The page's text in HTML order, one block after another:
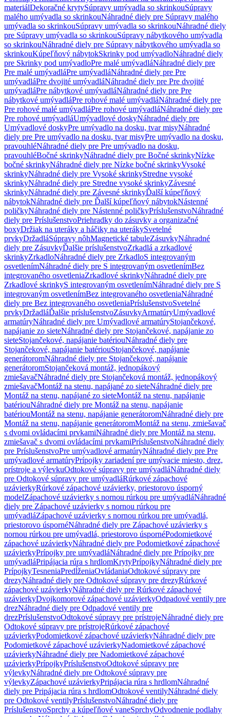
materiálDekoračné krytySúpravy umývadla so skrinkouSúpravy
malého umývadla so skrinkouNáhradné diely pre Súpravy malého
umývadla so skrinkouSúpravy umývadla so skrinkouNáhradné diely
pre Súpravy umývadla so skrinkouSúpravy nábytkového umývadla
so skrinkouNáhradné diely pre Súpravy nábytkového umývadla so
skrinkouKúpeľňový nábytokSkrinky pod umývadloNáhradné diely
pre Skrinky pod umývadloPre malé umývadláNáhradné diely pre
Pre malé umývadláPre umývadláNáhradné diely pre Pre
umývadláPre dvojité umývadláNáhradné diely pre Pre dvojité
umývadláPre nábytkové umývadláNáhradné diely pre Pre
nábytkové umývadláPre rohové malé umývadláNáhradné diely pre
Pre rohové malé umývadláPre rohové umývadláNáhradné diely pre
Pre rohové umývadláUmývadlové doskyNáhradné diely pre
Umývadlové doskyPre umývadlo na dosku, tvar misyNáhradné
diely pre Pre umývadlo na dosku, tvar misyPre umývadlo na dosku,
pravouhléNáhradné diely pre Pre umývadlo na dosku,
pravouhléBočné skrinkyNáhradné diely pre Bočné skrinkyNízke
bočné skrinkyNáhradné diely pre Nízke bočné skrinkyVysoké
skrinkyNáhradné diely pre Vysoké skrinkyStredne vysoké
skrinkyNáhradné diely pre Stredne vysoké skrinkyZávesné
skrinkyNáhradné diely pre Závesné skrinkyĎalší kúpeľňový
nábytokNáhradné diely pre Ďalší kúpeľňový nábytokNástenné
poličkyNáhradné diely pre Nástenné poličkyPríslušenstvoNáhradné
diely pre PríslušenstvoPriehradky do zásuvky a organizačné
boxyDržiak na uteráky a háčiky na uterákySvetelné
prvkyDržadláSúpravy nôhMagnetické tabuleZásuvkyNáhradné
diely pre ZásuvkyĎalšie príslušenstvoZrkadlá a zrkadlové
skrinkyZrkadloNáhradné diely pre ZrkadloS integrovaným
osvetlenímNáhradné diely pre S integrovaným osvetlenímBez
integrovaného osvetleniaZrkadlové skrinkyNáhradné diely pre
Zrkadlové skrinkyS integrovaným osvetlenímNáhradné diely pre S
integrovaným osvetlenímBez integrovaného osvetleniaNáhradné
diely pre Bez integrovaného osvetleniaPríslušenstvoSvetelné
prvkyDržadláĎalšie príslušenstvoZásuvkyArmatúryUmývadlové
armatúryNáhradné diely pre Umývadlové armatúryStojančekové,
napájanie zo sieteNáhradné diely pre Stojančekové, napájanie zo
sieteStojančekové, napájanie batériouNáhradné diely pre
Stojančekové, napájanie batériouStojančekové, napájanie
generátoromNáhradné diely pre Stojančekové, napájanie
generátoromStojančeková montáž, jednopákový
zmiešavačNáhradné diely pre Stojančeková montáž, jednopákový
zmiešavačMontáž na stenu, napájané zo sieteNáhradné diely pre
Montáž na stenu, napájané zo sieteMontáž na stenu, napájanie
batériouNáhradné diely pre Montáž na stenu, napájanie
batériouMontáž na stenu, napájanie generátoromNáhradné diely pre
Montáž na stenu, napájanie generátoromMontáž na stenu, zmiešavač
s dvomi ovládacími prvkamiNáhradné diely pre Montáž na stenu,
zmiešavač s dvomi ovládacími prvkamiPríslušenstvoNáhradné diely
pre PríslušenstvoPre umývadlové armatúryNáhradné diely pre Pre
umývadlové armatúryPrípojky zariadení pre umývacie miesto, drez,
prístroje a výlevkuOdtokové súpravy pre umývadláNáhradné diely
pre Odtokové súpravy pre umývadláRúrkové zápachové
uzávierkyRúrkové zápachové uzávierky, priestorovo úsporný
modelZápachové uzávierky s nornou rúrkou pre umývadláNáhradné
diely pre Zápachové uzávierky s nornou rúrkou pre
umývadláZápachové uzávierky s nornou rúrkou pre umývadlá,
priestorovo úspornéNáhradné diely pre Zápachové uzávierky s
nornou rúrkou pre umývadlá, priestorovo úspornéPodomietkové
zápachové uzávierkyNáhradné diely pre Podomietkové zápachové
uzávierkyPrípojky pre umývadláNáhradné diely pre Prípojky pre
umývadláPripájacia rúra s hrdlomKrytyPrípojkyNáhradné diely pre
PrípojkyTesneniaPredĺženiaOvládaniaOdtokové súpravy pre
drezyNáhradné diely pre Odtokové súpravy pre drezyRúrkové
zápachové uzávierkyNáhradné diely pre Rúrkové zápachové
uzávierkyDvojkomorové zápachové uzávierkyOdpadové ventily pre
drezNáhradné diely pre Odpadové ventily pre
drezPríslušenstvoOdtokové súpravy pre prístrojeNáhradné diely pre
Odtokové súpravy pre prístrojeRúrkové zápachové
uzávierkyPodomietkové zápachové uzávierkyNáhradné diely pre
Podomietkové zápachové uzávierkyNadomietkové zápachové
uzávierkyNáhradné diely pre Nadomietkové zápachové
uzávierkyPrípojkyPríslušenstvoOdtokové súpravy pre
výlevkyNáhradné diely pre Odtokové súpravy pre
výlevkyZápachové uzávierkyPripájacia rúra s hrdlomNáhradné
diely pre Pripájacia rúra s hrdlomOdtokové ventilyNáhradné diely
pre Odtokové ventilyPríslušenstvoNáhradné diely pre
PríslušenstvoSprchy a kúpeľňové vaneSprchyOdvodnenie podlahy